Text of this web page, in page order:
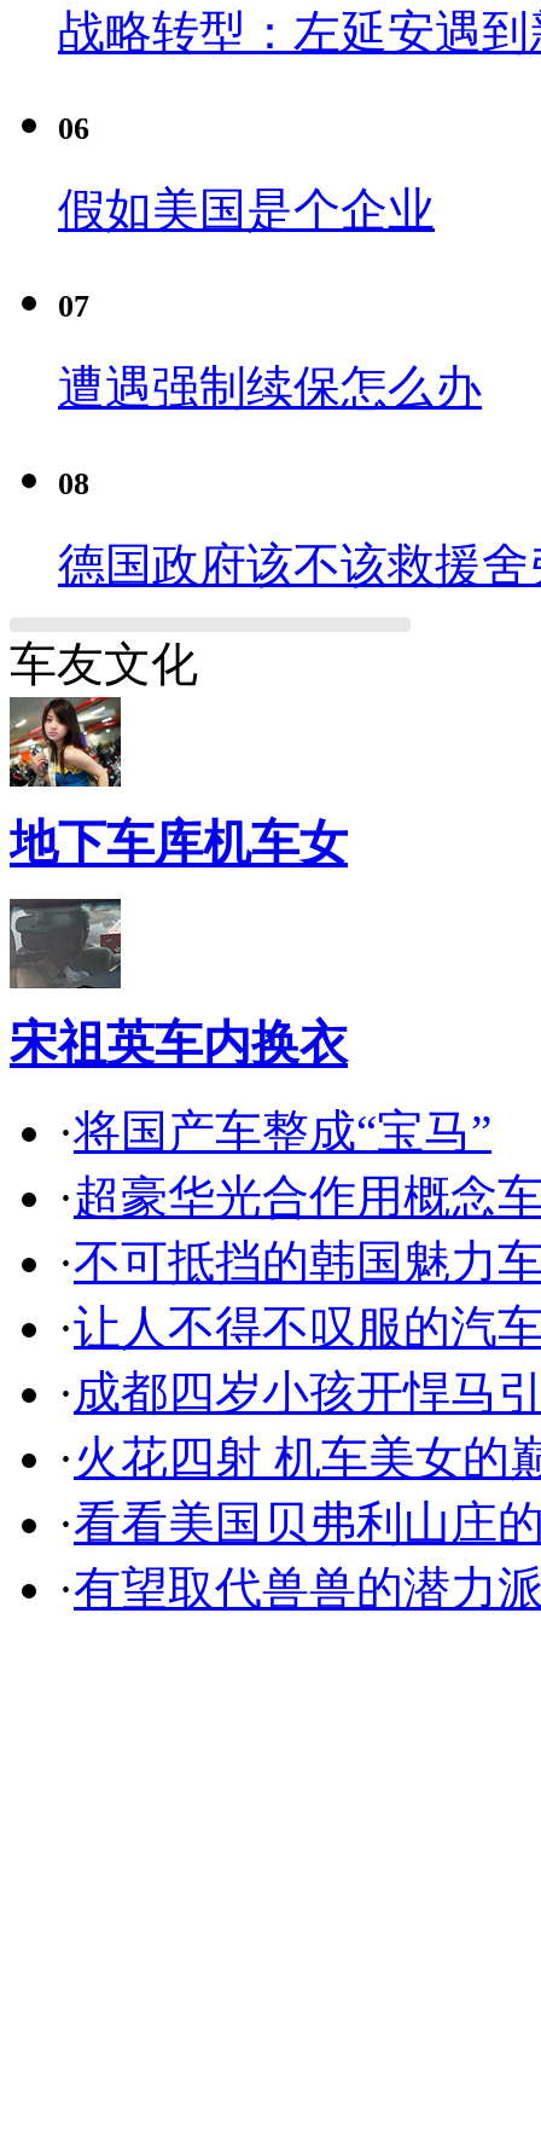
战略转型：左延安遇
06
假如美国是个企业
07
遭遇强制续保怎么办
08
德国政府该不该救援舍
车友文化
地下车库机车女
宋祖英车内换衣
·将国产车整成“宝马”
·超豪华光合作用概念
·不可抵挡的韩国魅力
·让人不得不叹服的汽
·成都四岁小孩开悍马
·火花四射 机车美女的
·看看美国贝弗利山庄
·有望取代兽兽的潜力